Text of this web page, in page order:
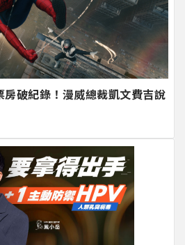
房破紀錄！漫威總裁凱文費吉說